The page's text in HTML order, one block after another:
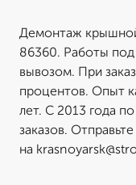
Демонтаж
86360. Работы
вывозом. При
процентов. Опыт
лет. С 2013 года
заказов.
на